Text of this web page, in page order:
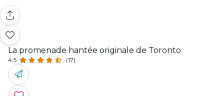
La promenade hantée originale de Toronto
4.5 (17)